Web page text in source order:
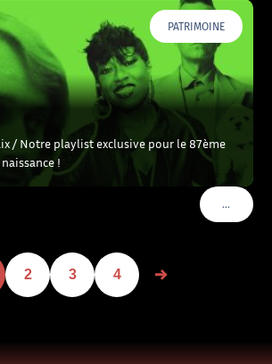
PATRIMOINE
/ Notre playlist exclusive pour le 87ème
!
…VOIR
2 3 4